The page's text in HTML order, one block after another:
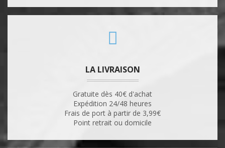
LA LIVRAISON
Gratuite dès 40€ d'achat
Expédition 24/48 heures
Frais de port à partir de 3,99€
Point retrait ou domicile